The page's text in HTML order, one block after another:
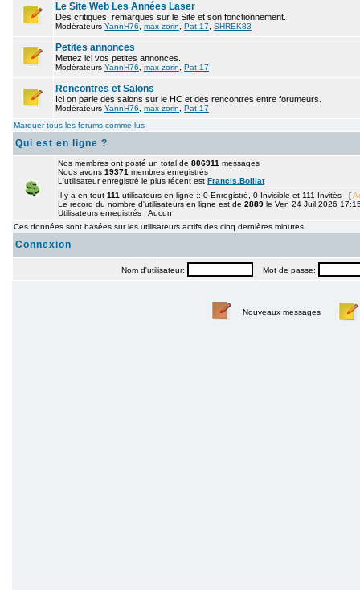
Le Site Web Les Années Laser
Des critiques, remarques sur le Site et son fonctionnement.
Modérateurs YannH76 max zorin Pat 17 SHREK83
Petites annonces
Mettez ici vos petites annonces.
Modérateurs YannH76 max zorin Pat 17
Rencontres et Salons
Ici on parle des salons sur le HC et des rencontres entre forumeurs.
Modérateurs YannH76 max zorin
Pat 17
Marquer tous les forums comme lus
Qui est en ligne ?
Nos membres ont posté un total de 806911 messages
Nous avons 19371 membres enregistrés
L'utilisateur enregistré le plus récent est Francis.Boillat
Il y a en tout 111 utilisateurs en ligne :: 0 Enregistré, 0 Invisible et 111 Invités [
Le record du nombre d'utilisateurs en ligne est de 2889 le Ven 24 Juil 2026
Utilisateurs enregistrés : Aucun
Ces données sont basées sur les utilisateurs actifs des cinq dernières minutes
Connexion
Nom d'utilisateur: Mot de passe:
Nouveaux messages